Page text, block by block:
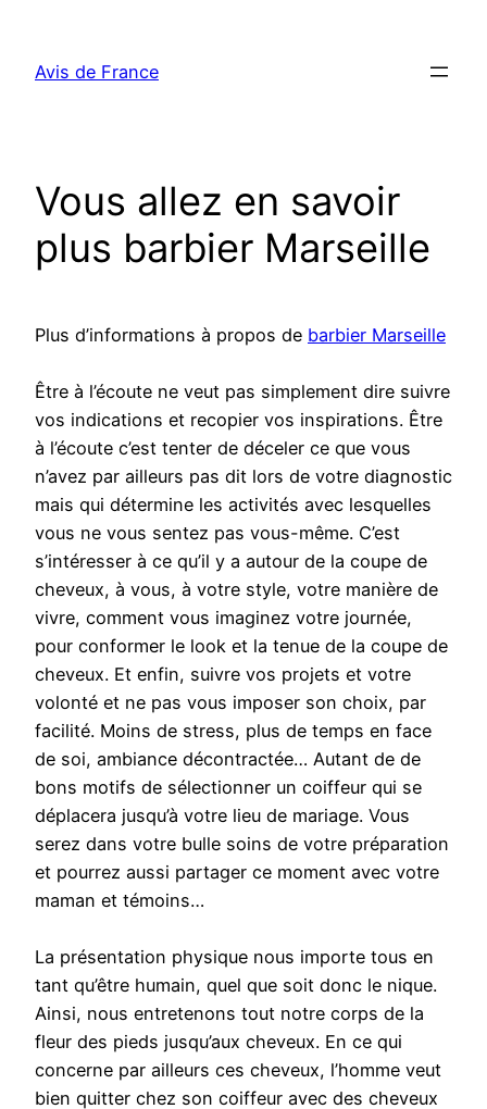
contenu
Avis de France
Vous allez en savoir
plus barbier Marseille
Plus d’informations à propos de barbier Marseille
Être à l’écoute ne veut pas simplement dire suivre
vos indications et recopier vos inspirations. Être
à l’écoute c’est tenter de déceler ce que vous
n’avez par ailleurs pas dit lors de votre diagnostic
mais qui détermine les activités avec lesquelles
vous ne vous sentez pas vous-même. C’est
s’intéresser à ce qu’il y a autour de la coupe de
cheveux, à vous, à votre style, votre manière de
vivre, comment vous imaginez votre journée,
pour conformer le look et la tenue de la coupe de
cheveux. Et enfin, suivre vos projets et votre
volonté et ne pas vous imposer son choix, par
facilité. Moins de stress, plus de temps en face
de soi, ambiance décontractée… Autant de de
bons motifs de sélectionner un coiffeur qui se
déplacera jusqu’à votre lieu de mariage. Vous
serez dans votre bulle soins de votre préparation
et pourrez aussi partager ce moment avec votre
maman et témoins…
La présentation physique nous importe tous en
tant qu’être humain, quel que soit donc le nique.
Ainsi, nous entretenons tout notre corps de la
fleur des pieds jusqu’aux cheveux. En ce qui
concerne par ailleurs ces cheveux, l’homme veut
bien quitter chez son coiffeur avec des cheveux